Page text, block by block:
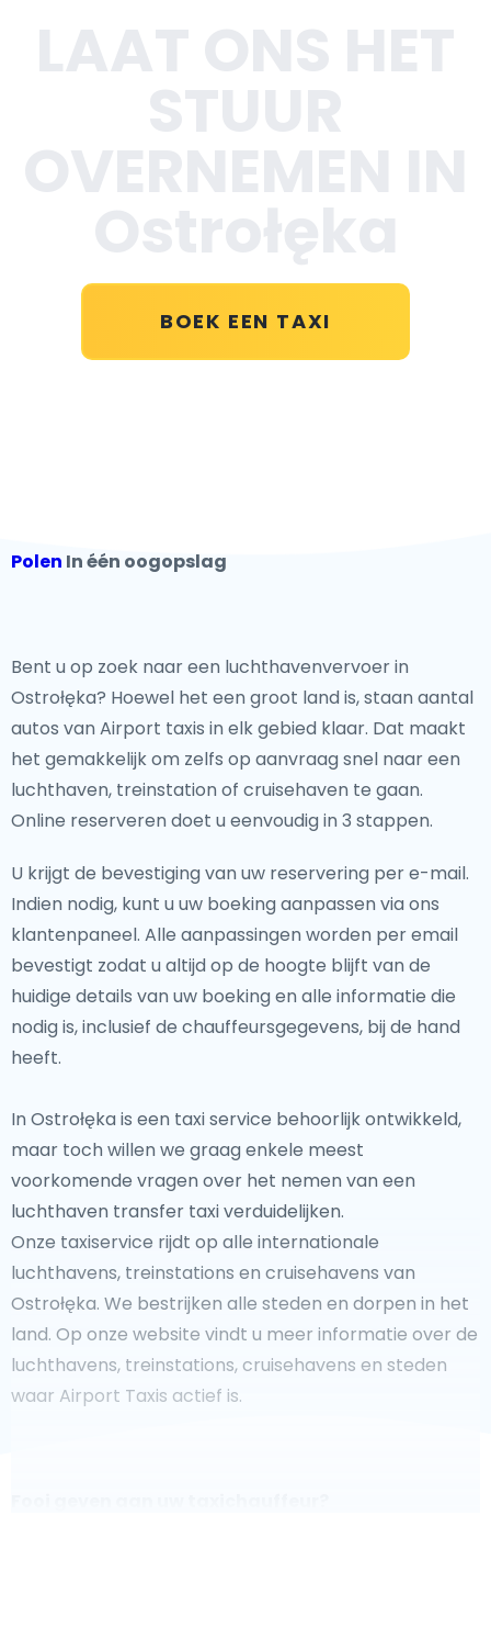
BOEK EEN TAXI
Polen In één oogopslag
Bent u op zoek naar een luchthavenvervoer in
Ostrołęka? Hoewel het een groot land is, staan aantal
autos van Airport taxis in elk gebied klaar. Dat maakt
het gemakkelijk om zelfs op aanvraag snel naar een
luchthaven, treinstation of cruisehaven te gaan.
Online reserveren doet u eenvoudig in 3 stappen.
U krijgt de bevestiging van uw reservering per e-mail.
Indien nodig, kunt u uw boeking aanpassen via ons
klantenpaneel. Alle aanpassingen worden per email
bevestigt zodat u altijd op de hoogte blijft van de
huidige details van uw boeking en alle informatie die
nodig is, inclusief de chauffeursgegevens, bij de hand
heeft.
In Ostrołęka is een taxi service behoorlijk ontwikkeld,
maar toch willen we graag enkele meest
voorkomende vragen over het nemen van een
luchthaven transfer taxi verduidelijken.
Onze taxiservice rijdt op alle internationale
luchthavens, treinstations en cruisehavens van
Ostrołęka. We bestrijken alle steden en dorpen in het
land. Op onze website vindt u meer informatie over de
luchthavens, treinstations, cruisehavens en steden
waar Airport Taxis actief is.